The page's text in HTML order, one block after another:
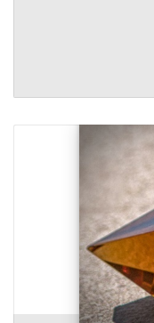
Tachyon Árbol